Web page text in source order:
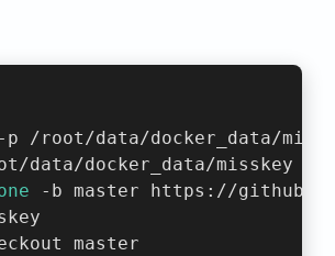
/root/data/docker_data/
data/docker_data/misskey
-b master https://
master